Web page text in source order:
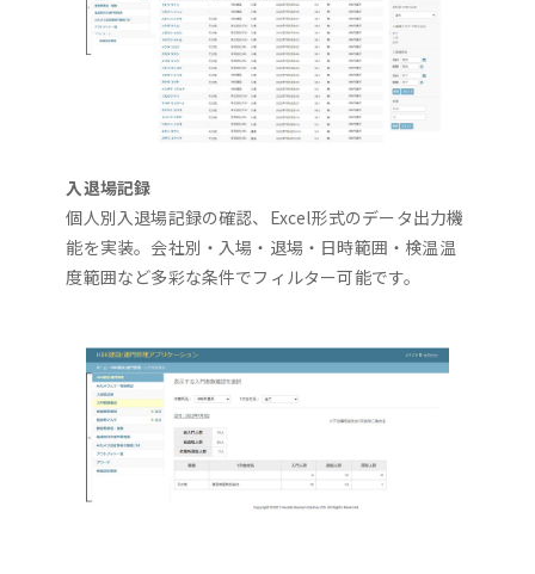
入退場記録
個人別入退場記録の確認、Excel形式のデータ出力機
能を実装。会社別・入場・退場・日時範囲・検温温
度範囲など多彩な条件でフィルター可能です。